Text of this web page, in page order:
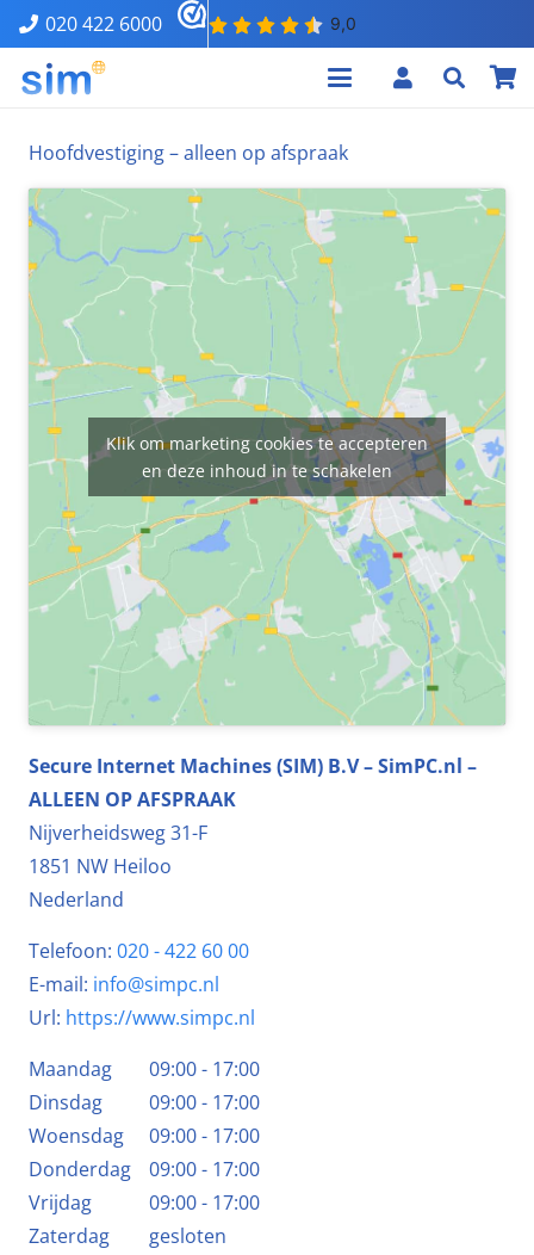
020 422 6000
Hoofdvestiging – alleen op afspraak
Klik om marketing cookies te accepteren
en deze inhoud in te schakelen
Secure Internet Machines (SIM) B.V – SimPC.nl –
ALLEEN OP AFSPRAAK
Nijverheidsweg 31-F
1851 NW Heiloo
Nederland
Telefoon: 020 - 422 60 00
E-mail: info@simpc.nl
Url: https://www.simpc.nl
Maandag
09:00 - 17:00
Dinsdag
09:00 - 17:00
Woensdag
09:00 - 17:00
Donderdag
09:00 - 17:00
Vrijdag
09:00 - 17:00
Zaterdag
gesloten